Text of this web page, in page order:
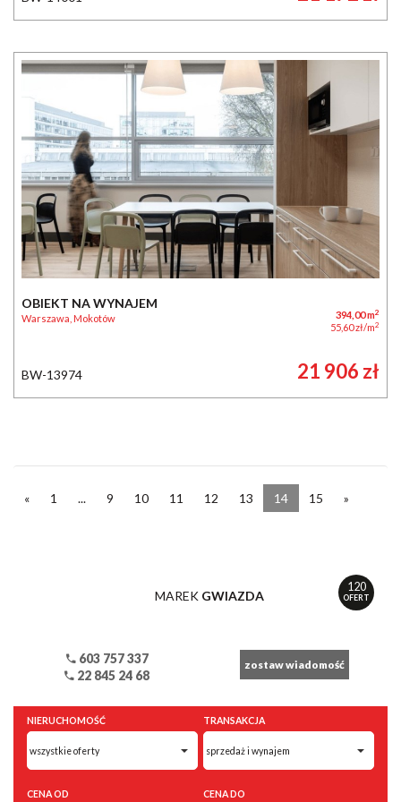
OBIEKT NA WYNAJEM
Warszawa, Mokotów 394,00 m2
55,60 zł/m2
BW-13974 21 906 zł
« 1 ... 9 10 11 12 13 14 15 »
120
OFERT
MAREK GWIAZDA
603 757 337
22 845 24 68
zostaw wiadomość
NIERUCHOMOŚĆ TRANSAKCJA
CENA OD CENA DO